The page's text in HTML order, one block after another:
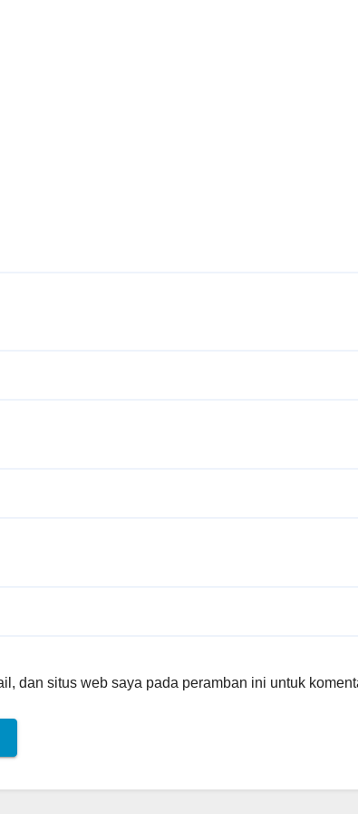
dan situs web saya pada peramban ini untuk